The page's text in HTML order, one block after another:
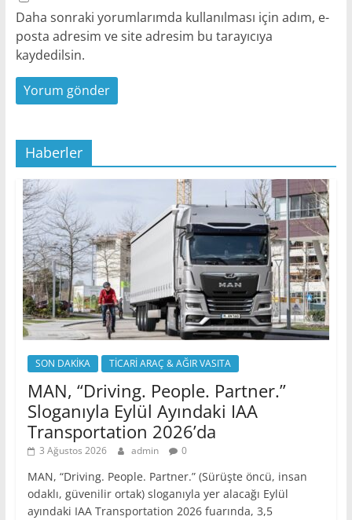
Daha sonraki yorumlarımda kullanılması için adım, e-
posta adresim ve site adresim bu tarayıcıya
kaydedilsin.
Haberler
SON DAKİKA TİCARİ ARAÇ & AĞIR VASITA
MAN, “Driving. People. Partner.”
Sloganıyla Eylül Ayındaki IAA
Transportation 2026’da
3 Ağustos 2026 admin 0
MAN, “Driving. People. Partner.” (Sürüşte öncü, insan
odaklı, güvenilir ortak) sloganıyla yer alacağı Eylül
ayındaki IAA Transportation 2026 fuarında, 3,5